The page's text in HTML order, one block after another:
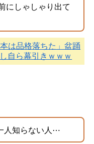
にしゃしゃり出て
は品格落ちた」盆踊
自ら幕引きｗｗｗ
人知らない人⋯